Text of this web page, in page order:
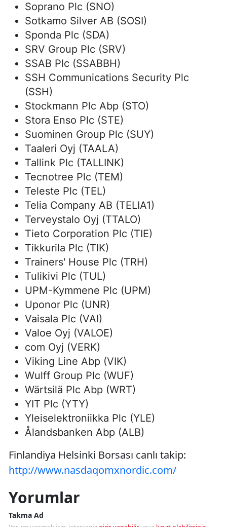
Soprano Plc (SNO)
Sotkamo Silver AB (SOSI)
Sponda Plc (SDA)
SRV Group Plc (SRV)
SSAB Plc (SSABBH)
SSH Communications Security Plc
(SSH)
Stockmann Plc Abp (STO)
Stora Enso Plc (STE)
Suominen Group Plc (SUY)
Taaleri Oyj (TAALA)
Tallink Plc (TALLINK)
Tecnotree Plc (TEM)
Teleste Plc (TEL)
Telia Company AB (TELIA1)
Terveystalo Oyj (TTALO)
Tieto Corporation Plc (TIE)
Tikkurila Plc (TIK)
Trainers' House Plc (TRH)
Tulikivi Plc (TUL)
UPM-Kymmene Plc (UPM)
Uponor Plc (UNR)
Vaisala Plc (VAI)
Valoe Oyj (VALOE)
com Oyj (VERK)
Viking Line Abp (VIK)
Wulff Group Plc (WUF)
Wärtsilä Plc Abp (WRT)
YIT Plc (YTY)
Yleiselektroniikka Plc (YLE)
Ålandsbanken Abp (ALB)
Finlandiya Helsinki Borsası canlı takip:
http://www.nasdaqomxnordic.com/
Yorumlar
Takma Ad